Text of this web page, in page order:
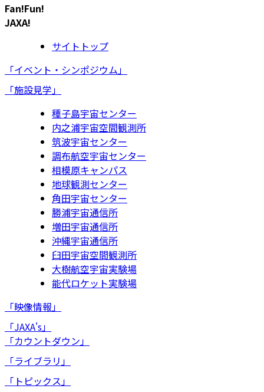
Fan!Fun!
JAXA!
サイトトップ
「イベント・シンポジウム」
「施設見学」
種子島宇宙センター
内之浦宇宙空間観測所
筑波宇宙センター
調布航空宇宙センター
相模原キャンパス
地球観測センター
角田宇宙センター
勝浦宇宙通信所
増田宇宙通信所
沖縄宇宙通信所
臼田宇宙空間観測所
大樹航空宇宙実験場
能代ロケット実験場
「映像情報」
「JAXA's」
「カウントダウン」
「ライブラリ」
「トピックス」